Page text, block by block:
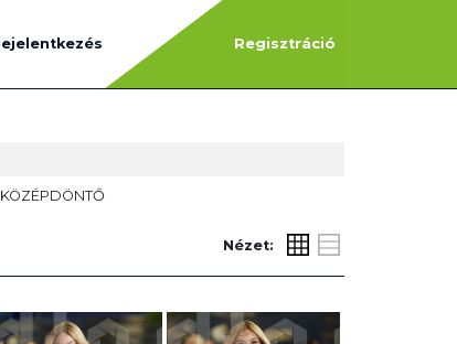
Regisztráció
Nézet: